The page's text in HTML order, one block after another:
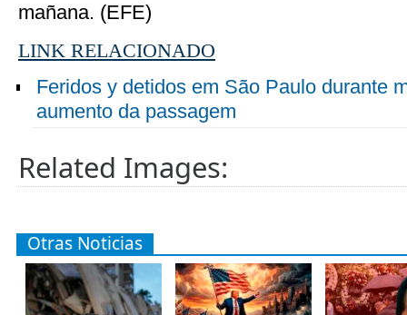
mañana. (EFE)
LINK RELACIONADO
Feridos y detidos em São Paulo durante
aumento da passagem
Related Images:
Otras Noticias